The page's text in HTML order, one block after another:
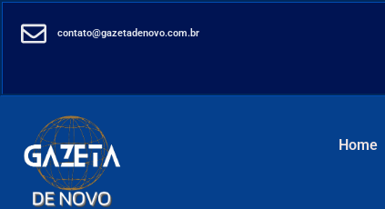
contato@gazetadenovo.com.br
Home